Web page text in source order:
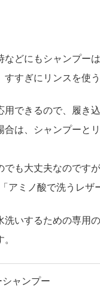
どにもシャンプーは
すぎにリンスを使う
できるので、履き
は、シャンプーと
も大丈夫なのです
ミノ酸で洗うレザ
洗いするための専用
ャンプー